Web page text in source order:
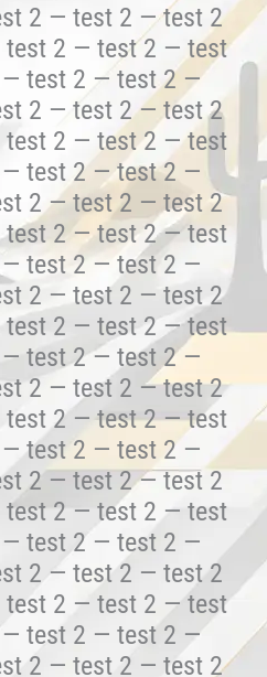
2 — test 2 — test 2
2 — test 2 — test
test 2 — test 2 —
2 — test 2 — test 2
2 — test 2 — test
test 2 — test 2 —
2 — test 2 — test 2
2 — test 2 — test
test 2 — test 2 —
2 — test 2 — test 2
2 — test 2 — test
test 2 — test 2 —
2 — test 2 — test 2
2 — test 2 — test
test 2 — test 2 —
2 — test 2 — test 2
2 — test 2 — test
test 2 — test 2 —
2 — test 2 — test 2
2 — test 2 — test
test 2 — test 2 —
2 — test 2 — test 2